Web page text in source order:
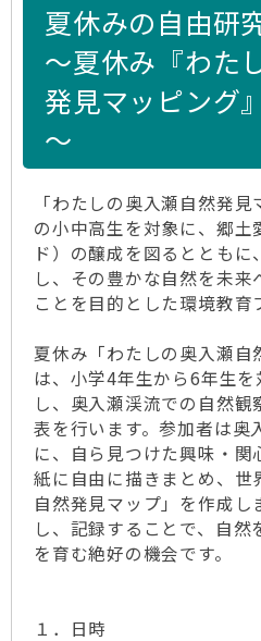
夏休みの自由研
～夏休み『わた
発見マッピング
～
「わたしの奥入瀬自然発
の小中高生を対象に、郷土
ド）の醸成を図るととも
し、その豊かな自然を未
ことを目的とした環境教育
夏休み「わたしの奥入瀬自
は、小学4年生から6年生
し、奥入瀬渓流での自然
表を行います。参加者は奥
に、自ら見つけた興味・関
紙に自由に描きまとめ、世
自然発見マップ」を作成し
し、記録することで、自
を育む絶好の機会です。
１．日時